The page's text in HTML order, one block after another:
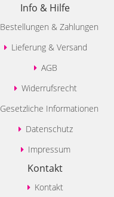
Info & Hilfe
Bestellungen & Zahlungen
Lieferung & Versand
AGB
Widerrufsrecht
Gesetzliche Informationen
Datenschutz
Impressum
Kontakt
Kontakt